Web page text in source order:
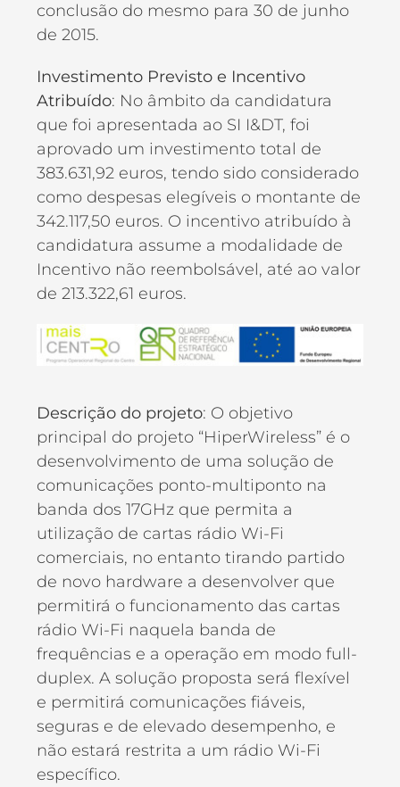
conclusão do mesmo para 30 de junho
de 2015.
Investimento Previsto e Incentivo
Atribuído: No âmbito da candidatura
que foi apresentada ao SI I&DT, foi
aprovado um investimento total de
383.631,92 euros, tendo sido considerado
como despesas elegíveis o montante de
342.117,50 euros. O incentivo atribuído à
candidatura assume a modalidade de
Incentivo não reembolsável, até ao valor
de 213.322,61 euros.
Descrição do projeto: O objetivo
principal do projeto “HiperWireless” é o
desenvolvimento de uma solução de
comunicações ponto-multiponto na
banda dos 17GHz que permita a
utilização de cartas rádio Wi-Fi
comerciais, no entanto tirando partido
de novo hardware a desenvolver que
permitirá o funcionamento das cartas
rádio Wi-Fi naquela banda de
frequências e a operação em modo full-
duplex. A solução proposta será flexível
e permitirá comunicações fiáveis,
seguras e de elevado desempenho, e
não estará restrita a um rádio Wi-Fi
específico.